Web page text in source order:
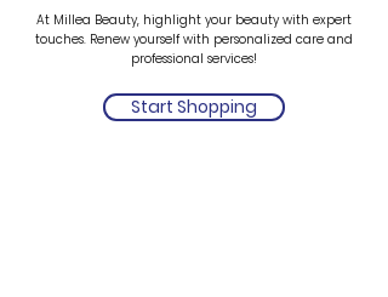
At Millea Beauty, highlight your beauty with expert
touches. Renew yourself with personalized care and
professional services!
Start Shopping